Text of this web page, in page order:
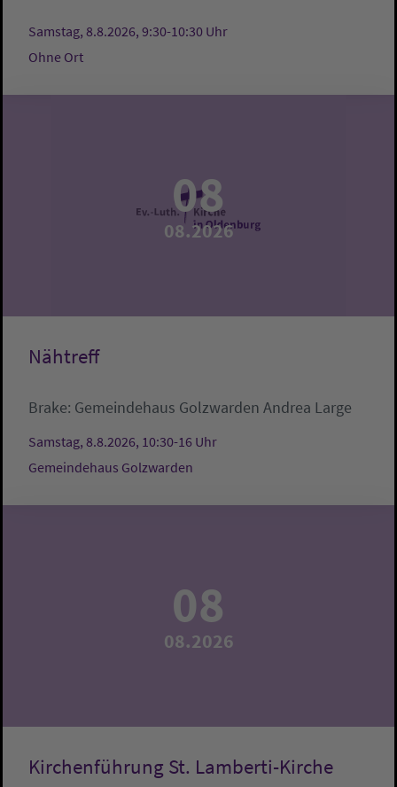
Samstag, 8.8.2026, 9:30-10:30 Uhr
Ohne Ort
08
08.2026
Nähtreff
Brake: Gemeindehaus Golzwarden Andrea Large
Samstag, 8.8.2026, 10:30-16 Uhr
Gemeindehaus Golzwarden
08
08.2026
Kirchenführung St. Lamberti-Kirche